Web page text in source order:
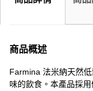
商品概述
Farmina 法米納天然
味的飲食。本產品採